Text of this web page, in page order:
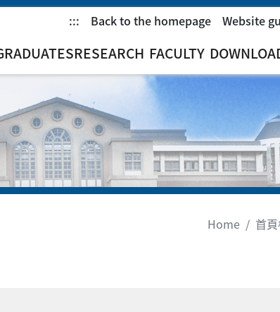
::: Back to the homepage Website
RESEARCH FACULTY
Home
首